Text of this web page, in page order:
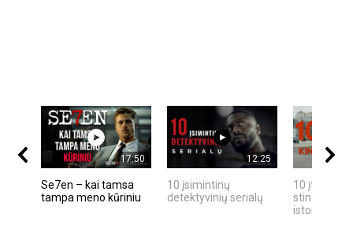
17:50
Se7en – kai tamsa
tampa meno kūriniu
12:25
10 įsimintinų
detektyvinių serialų
10 įtemptų,
stingdančių
istorijų